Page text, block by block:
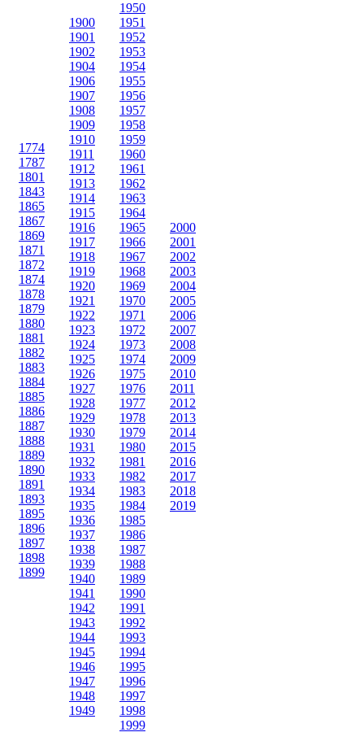
1774
1787
1801
1843
1865
1867
1869
1871
1872
1874
1878
1879
1880
1881
1882
1883
1884
1885
1886
1887
1888
1889
1890
1891
1893
1895
1896
1897
1898
1899
1900
1901
1902
1904
1906
1907
1908
1909
1910
1911
1912
1913
1914
1915
1916
1917
1918
1919
1920
1921
1922
1923
1924
1925
1926
1927
1928
1929
1930
1931
1932
1933
1934
1935
1936
1937
1938
1939
1940
1941
1942
1943
1944
1945
1946
1947
1948
1949
1950
1951
1952
1953
1954
1955
1956
1957
1958
1959
1960
1961
1962
1963
1964
1965
1966
1967
1968
1969
1970
1971
1972
1973
1974
1975
1976
1977
1978
1979
1980
1981
1982
1983
1984
1985
1986
1987
1988
1989
1990
1991
1992
1993
1994
1995
1996
1997
1998
1999
2000
2001
2002
2003
2004
2005
2006
2007
2008
2009
2010
2011
2012
2013
2014
2015
2016
2017
2018
2019